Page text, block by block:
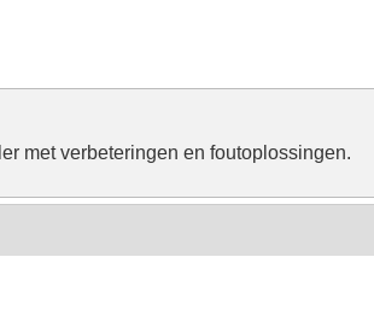
met verbeteringen en foutoplossingen.